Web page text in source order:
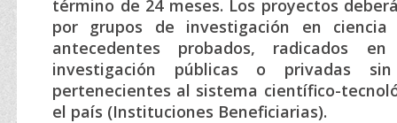
término de 24 meses. Los proyectos
por grupos de investigación en
antecedentes probados, radicados
investigación públicas o privadas
pertenecientes al sistema científico-
el país (Instituciones Beneficiarias).